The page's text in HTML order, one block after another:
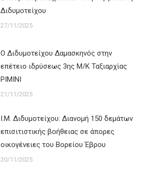
Διδυμοτείχου
27/11/2025
Ο Διδυμοτείχου Δαμασκηνός στην
επέτειο ιδρύσεως 3ης Μ/Κ Ταξιαρχίας
ΡΙΜΙΝΙ
21/11/2025
Ι.Μ. Διδυμοτείχου: Διανομή 150 δεμάτων
επισιτιστικής βοήθειας σε άπορες
οικογένειες του Βορείου Έβρου
20/11/2025